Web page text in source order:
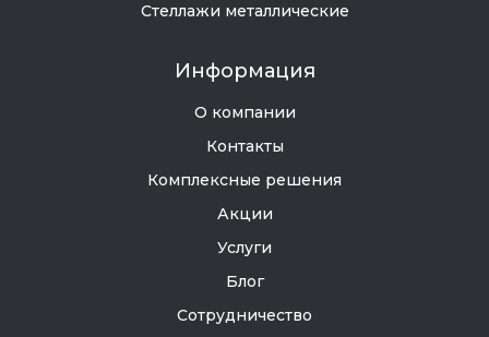
Стеллажи металлические
Информация
О компании
Контакты
Комплексные решения
Акции
Услуги
Блог
Сотрудничество